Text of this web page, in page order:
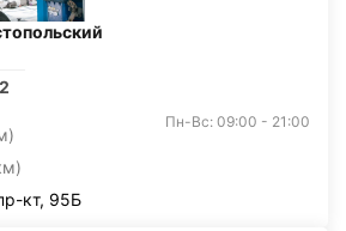
Пн-Вс: 09:00 - 21:00
кт, 95Б